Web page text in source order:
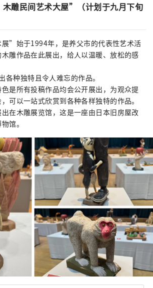
木雕民间艺术大屋”（计划于九月下旬
展”始于1994年，是养父市的代表性艺术活
雕作品在此展出，给人以温暖、放松的感
各种独特且令人难忘的作品。
是所有投稿作品均会公开展出，为观众提
可以一站式欣赏到各种各样独特的作品。
在木雕展览馆，这是一座由日本旧房屋改
馆。